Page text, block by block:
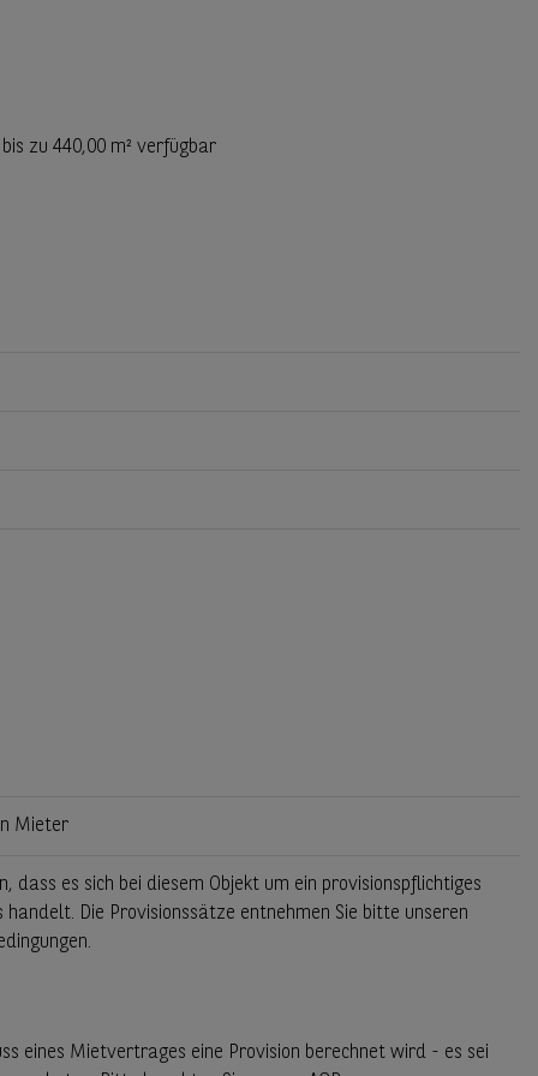
zu 440,00 m² verfügbar
Mieter
dass es sich bei diesem Objekt um ein provisionspflichtiges
handelt. Die Provisionssätze entnehmen Sie bitte unseren
eines Mietvertrages eine Provision berechnet wird - es sei